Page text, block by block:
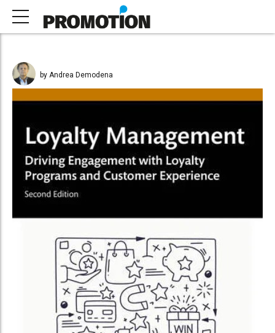
by Andrea Demodena